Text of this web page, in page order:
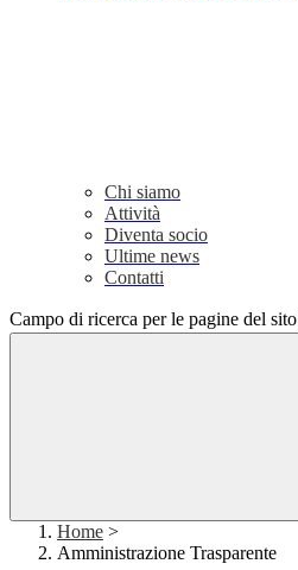
Chi siamo
Attività
Diventa socio
Ultime news
Contatti
Campo di ricerca per le pagine del sito
Home >
Amministrazione Trasparente